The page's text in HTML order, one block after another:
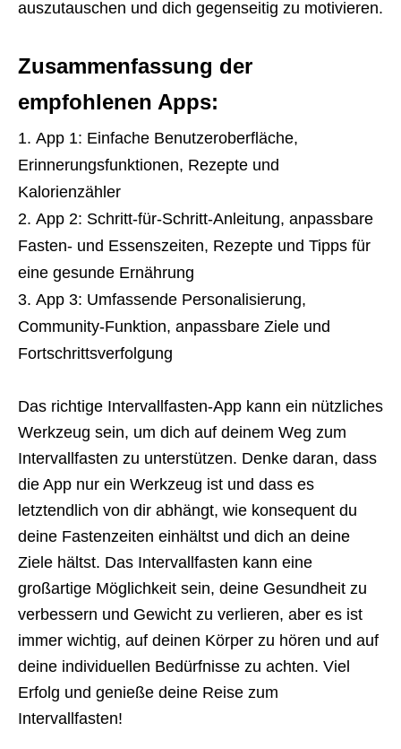
auszutauschen und dich gegenseitig zu motivieren.
Zusammenfassung der
empfohlenen Apps:
App 1: Einfache Benutzeroberfläche,
Erinnerungsfunktionen, Rezepte und
Kalorienzähler
App 2: Schritt-für-Schritt-Anleitung, anpassbare
Fasten- und Essenszeiten, Rezepte und Tipps für
eine gesunde Ernährung
App 3: Umfassende Personalisierung,
Community-Funktion, anpassbare Ziele und
Fortschrittsverfolgung
Das richtige Intervallfasten-App kann ein nützliches
Werkzeug sein, um dich auf deinem Weg zum
Intervallfasten zu unterstützen. Denke daran, dass
die App nur ein Werkzeug ist und dass es
letztendlich von dir abhängt, wie konsequent du
deine Fastenzeiten einhältst und dich an deine
Ziele hältst. Das Intervallfasten kann eine
großartige Möglichkeit sein, deine Gesundheit zu
verbessern und Gewicht zu verlieren, aber es ist
immer wichtig, auf deinen Körper zu hören und auf
deine individuellen Bedürfnisse zu achten. Viel
Erfolg und genieße deine Reise zum
Intervallfasten!